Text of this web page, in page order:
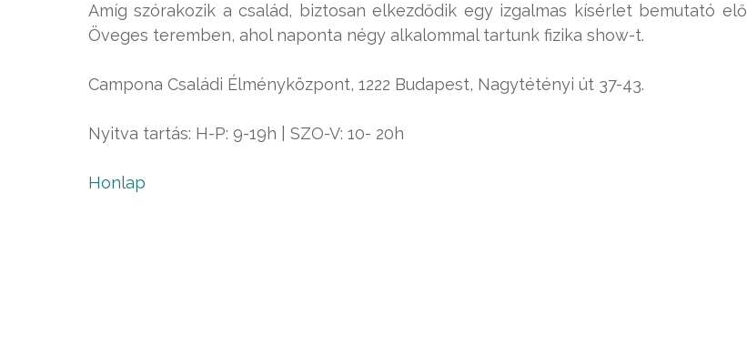
Amíg szórakozik a család, biztosan elkezdődik egy izgalmas kísérlet bemutató
Öveges teremben, ahol naponta négy alkalommal tartunk fizika show-t.
Campona Családi Élményközpont, 1222 Budapest, Nagytétényi út 37-43.
Nyitva tartás: H-P: 9-19h | SZO-V: 10- 20h
Honlap